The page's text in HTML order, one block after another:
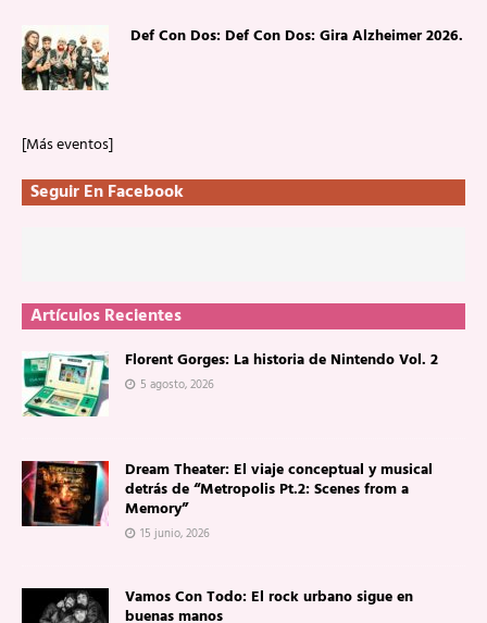
Def Con Dos: Def Con Dos: Gira Alzheimer 2026.
[Más eventos]
Seguir En Facebook
Artículos Recientes
Florent Gorges: La historia de Nintendo Vol. 2
5 agosto, 2026
Dream Theater: El viaje conceptual y musical
detrás de “Metropolis Pt.2: Scenes from a
Memory”
15 junio, 2026
Vamos Con Todo: El rock urbano sigue en
buenas manos